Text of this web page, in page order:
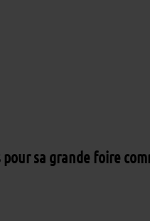
pour sa grande foire